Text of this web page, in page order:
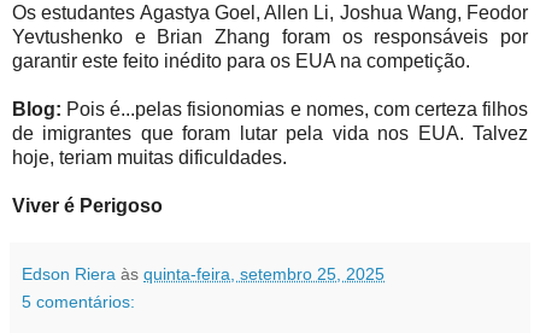
Os estudantes Agastya Goel, Allen Li, Joshua Wang, Feodor
Yevtushenko e Brian Zhang foram os responsáveis por
garantir este feito inédito para os EUA na competição.
Blog: Pois é...pelas fisionomias e nomes, com certeza filhos
de imigrantes que foram lutar pela vida nos EUA. Talvez
hoje, teriam muitas dificuldades.
Viver é Perigoso
Edson Riera às quinta-feira, setembro 25, 2025
5 comentários: